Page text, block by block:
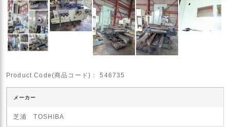
Product Code(商品コード)： 546735
メーカー
芝浦 TOSHIBA